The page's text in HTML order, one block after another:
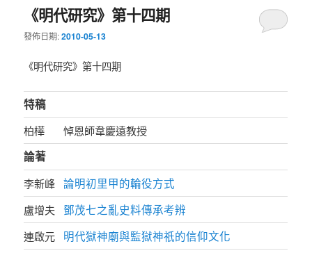
《明代研究》第十四期
發佈日期:2010-05-13
《明代研究》第十四期
特稿
柏樺 悼恩師韋慶遠教授
論著
李新峰 論明初里甲的輪役方式
盧增夫 鄧茂七之亂史料傳承考辨
連啟元 明代獄神廟與監獄神祇的信仰文化